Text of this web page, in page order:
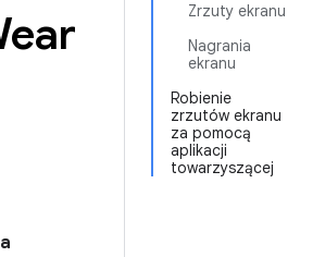
Zrzuty ekranu
Nagrania
ekranu
Robienie
zrzutów ekranu
za pomocą
aplikacji
towarzyszącej